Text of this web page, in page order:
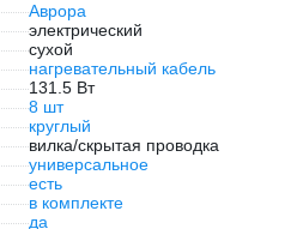
Аврора
электрический
сухой
нагревательный кабель
131.5 Вт
8 шт
круглый
вилка/скрытая проводка
универсальное
есть
в комплекте
да